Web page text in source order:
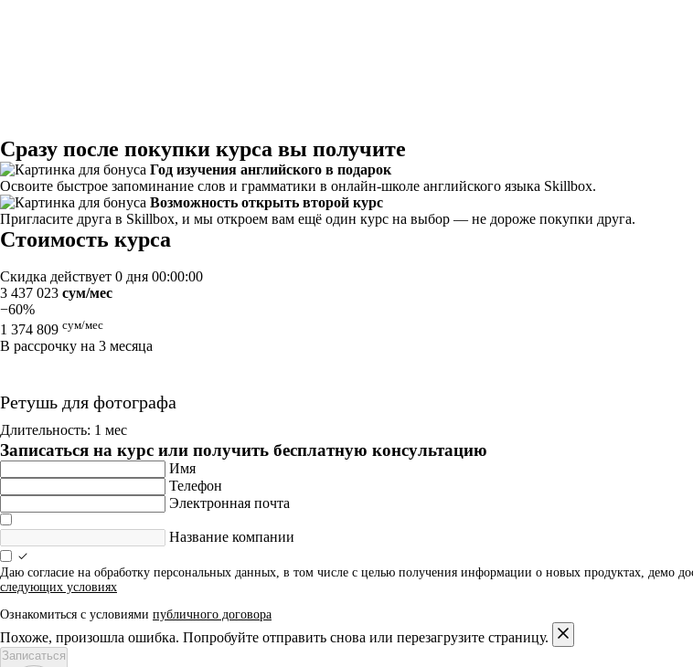
Сразу после покупки курса вы получите
Год изучения английского в подарок
Освоите быстрое запоминание слов и грамматики в онлайн-школе английского языка Skillbox.
Возможность открыть второй курс
Пригласите друга в Skillbox, и мы откроем вам ещё один курс на выбор — не дороже покупки друга.
Стоимость курса
Скидка действует 0 дня 00:00:00
3 437 023 сум/мес
−60%
1 374 809 сум/мес
В рассрочку на 3 месяца
Ретушь для фотографа
Длительность: 1 мес
Записаться на курс или получить бесплатную консультацию
Имя
Телефон
Электронная почта
Название компании
Даю согласие на обработку персональных данных, в том числе с целью получения информации о новых продуктах, демо
следующих условиях
Ознакомиться с условиями публичного договора
Похоже, произошла ошибка. Попробуйте отправить снова или перезагрузите страницу.
Записаться